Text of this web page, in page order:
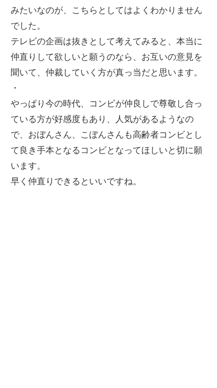
みたいなのが、こちらとしてはよくわかりません
でした。
テレビの企画は抜きとして考えてみると、本当に
仲直りして欲しいと願うのなら、お互いの意見を
聞いて、仲裁していく方が真っ当だと思います。
・
やっぱり今の時代、コンビが仲良しで尊敬し合っ
ている方が好感度もあり、人気があるようなの
で、おぼんさん、こぼんさんも高齢者コンビとし
て良き手本となるコンビとなってほしいと切に願
います。
早く仲直りできるといいですね。